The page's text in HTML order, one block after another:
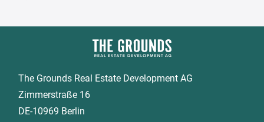
The Grounds Real Estate Development AG
Zimmerstraße 16
DE-10969 Berlin